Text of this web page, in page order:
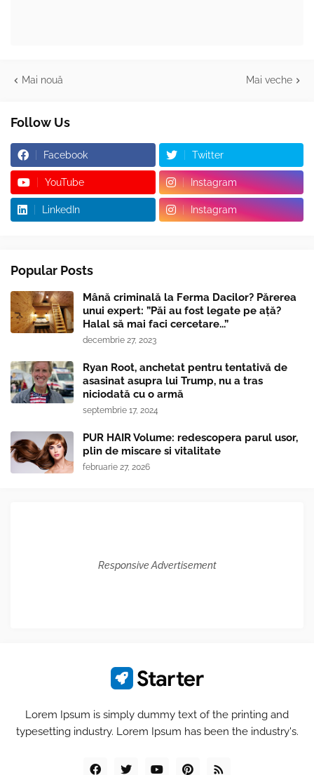
Mai nouă Mai veche
Follow Us
Facebook Twitter
YouTube Instagram
LinkedIn Instagram
Popular Posts
Mână criminală la Ferma Dacilor? Părerea
unui expert: ”Păi au fost legate pe ață?
Halal să mai faci cercetare...”
decembrie 27, 2023
Ryan Root, anchetat pentru tentativă de
asasinat asupra lui Trump, nu a tras
niciodată cu o armă
septembrie 17, 2024
PUR HAIR Volume: redescopera parul usor,
plin de miscare si vitalitate
februarie 27, 2026
Responsive Advertisement
Lorem Ipsum is simply dummy text of the printing and
typesetting industry. Lorem Ipsum has been the industry's.